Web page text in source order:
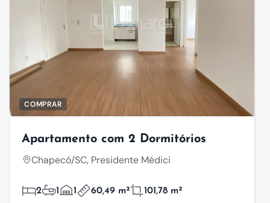
COMPRAR
Apartamento com 2 Dormitórios
Chapecó/SC, Presidente Médici
2 1 1 60,49 m² 101,78 m²